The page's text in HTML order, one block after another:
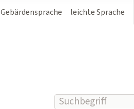
Gebärdensprache leichte Sprache
Suchbegriff(e)